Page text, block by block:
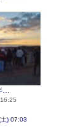
…
) 07:03